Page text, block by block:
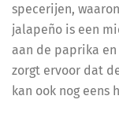
specerijen,
jalapeño is een
aan de paprika
zorgt ervoor dat
kan ook nog eens